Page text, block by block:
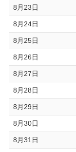
8月23日
8月24日
8月25日
8月26日
8月27日
8月28日
8月29日
8月30日
8月31日